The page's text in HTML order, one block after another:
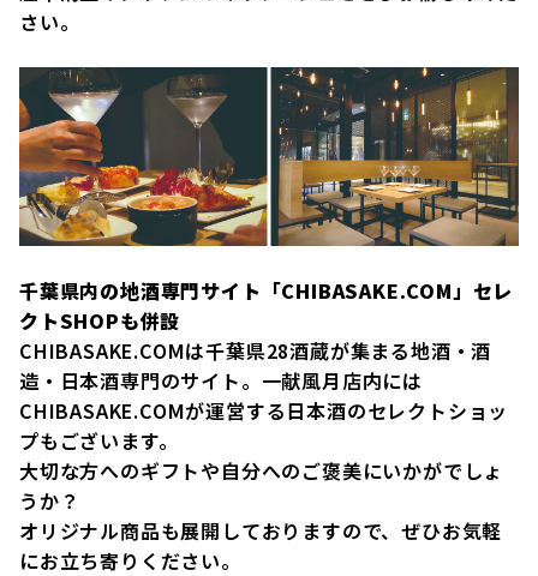
さい。
千葉県内の地酒専門サイト「CHIBASAKE.COM」セレ
クトSHOPも併設
CHIBASAKE.COMは千葉県28酒蔵が集まる地酒・酒
造・日本酒専門のサイト。一献風月店内には
CHIBASAKE.COMが運営する日本酒のセレクトショッ
プもございます。
大切な方へのギフトや自分へのご褒美にいかがでしょ
うか？
オリジナル商品も展開しておりますので、ぜひお気軽
にお立ち寄りください。